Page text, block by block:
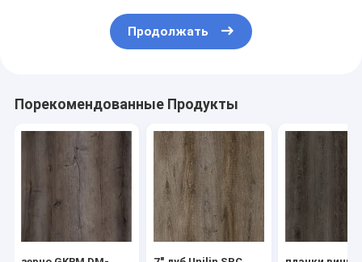
Продолжать
Порекомендованные Продукты